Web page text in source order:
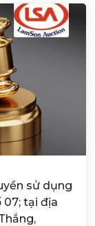
sử dụng
tại địa